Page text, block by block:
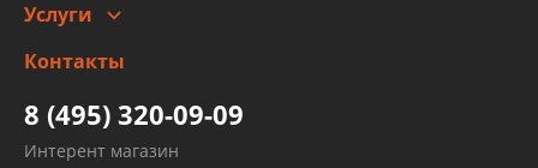
Заправка кондиционера авто
Детейлинг
Услуги
высокого давления
Тормозных трубок
Рукавов гидроусилителей
Контакты
8 (495) 320-09-09
Интерент магазин